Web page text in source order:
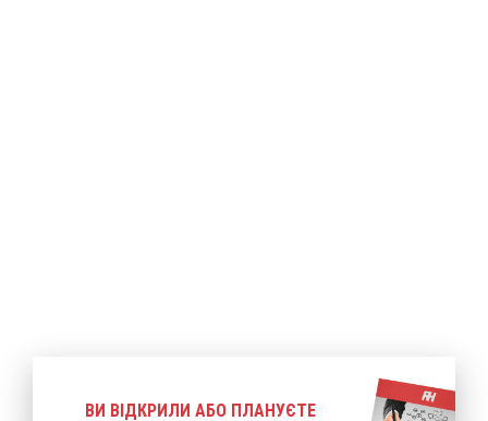
ВИ ВІДКРИЛИ АБО ПЛАНУЄТЕ